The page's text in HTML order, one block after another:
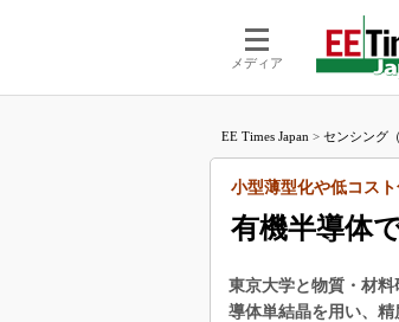
メディア
EE Times Japan > センシング
有機半導体
小型薄型化や低コス
東京大学と物質・材
導体単結晶を用い、